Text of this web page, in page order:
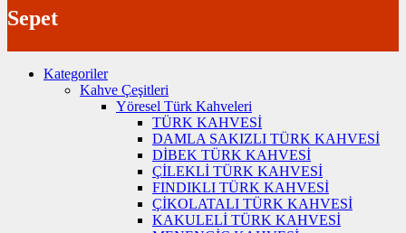
Sepet
Kategoriler
Kahve Çeşitleri
Yöresel Türk Kahveleri
TÜRK KAHVESİ
DAMLA SAKIZLI TÜRK KAHVESİ
DİBEK TÜRK KAHVESİ
ÇİLEKLİ TÜRK KAHVESİ
FINDIKLI TÜRK KAHVESİ
ÇİKOLATALI TÜRK KAHVESİ
KAKULELİ TÜRK KAHVESİ